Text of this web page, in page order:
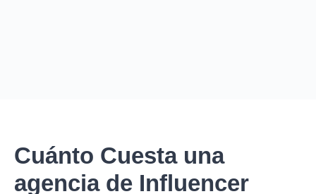
0
0
REACH ESTIMADO
Cuánto Cuesta una
agencia de Influencer